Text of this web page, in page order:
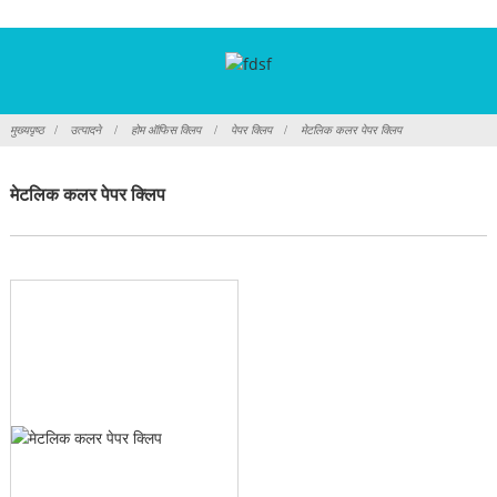
मुख्यपृष्ठ उत्पादने होम ऑफिस क्लिप पेपर क्लिप मेटलिक कलर पेपर क्लिप
मेटलिक कलर पेपर क्लिप